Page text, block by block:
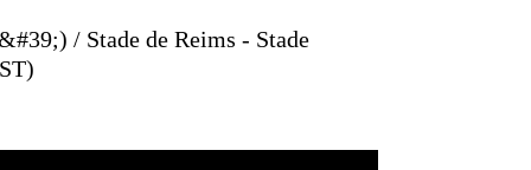
/ Stade de Reims - Stade